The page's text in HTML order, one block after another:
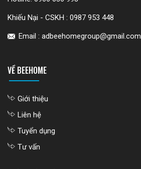
Khiếu Nại - CSKH : 0987 953 448
Email : adbeehomegroup@gmail.com
VỀ BEEHOME
Giới thiệu
Liên hệ
Tuyển dụng
Tư vấn